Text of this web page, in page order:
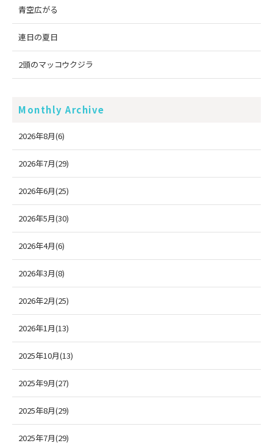
青空広がる
連日の夏日
2頭のマッコウクジラ
Monthly Archive
2026年8月(6)
2026年7月(29)
2026年6月(25)
2026年5月(30)
2026年4月(6)
2026年3月(8)
2026年2月(25)
2026年1月(13)
2025年10月(13)
2025年9月(27)
2025年8月(29)
2025年7月(29)